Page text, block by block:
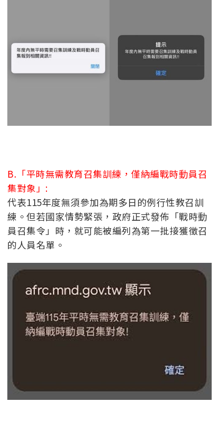
B.「平時無需教育召集訓練，僅納編戰時動員召
集對象」:
代表115年度無須參加為期多日的例行性教召訓
練。但若國家情勢緊張，政府正式發佈「戰時動
員召集令」時，就可能被編列為第一批接獲徵召
的人員名單。